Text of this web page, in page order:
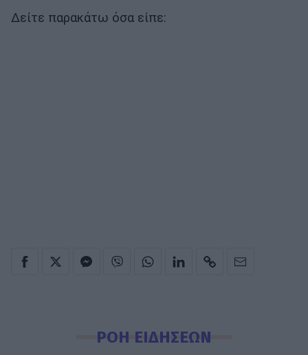
Δείτε παρακάτω όσα είπε:
ΡΟΗ ΕΙΔΗΣΕΩΝ